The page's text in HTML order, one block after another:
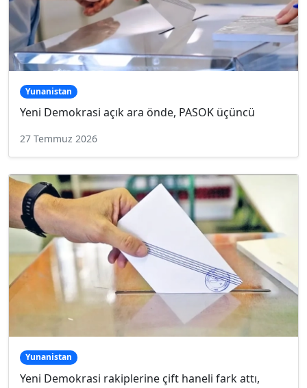
Yunanistan
Yeni Demokrasi açık ara önde, PASOK üçüncü
27 Temmuz 2026
Yunanistan
Yeni Demokrasi rakiplerine çift haneli fark attı,